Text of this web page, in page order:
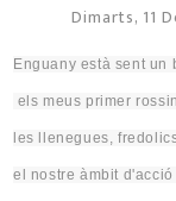
Dimarts, 11
Enguany està sent un
els meus primer
les llenegues,
el nostre àmbit